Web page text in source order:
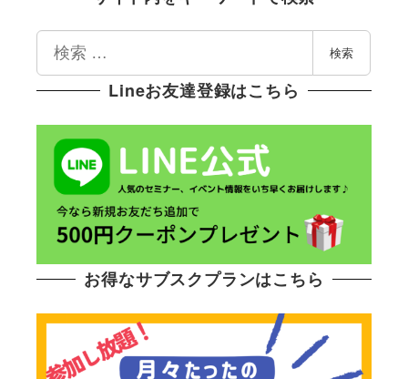
索
検索
Lineお友達登録はこちら
お得なサブスクプランはこちら